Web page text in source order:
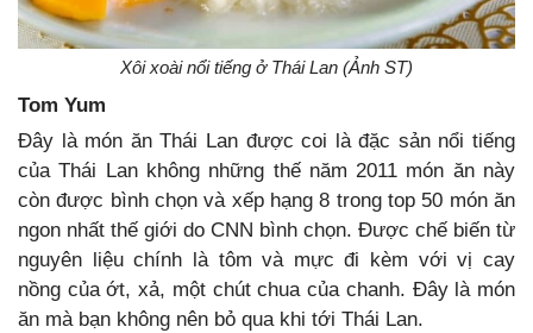
Xôi xoài nổi tiếng ở Thái Lan (Ảnh ST)
Tom Yum
Đây là món ăn Thái Lan được coi là đặc sản nổi tiếng
của Thái Lan không những thế năm 2011 món ăn này
còn được bình chọn và xếp hạng 8 trong top 50 món ăn
ngon nhất thế giới do CNN bình chọn. Được chế biến từ
nguyên liệu chính là tôm và mực đi kèm với vị cay
nồng của ớt, xả, một chút chua của chanh. Đây là món
ăn mà bạn không nên bỏ qua khi tới Thái Lan.